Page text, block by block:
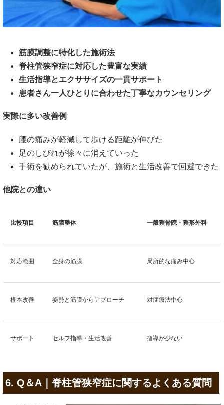
筋膜調整に特化した施術法
脊柱管狭窄症に対応した豊富な実績
生活指導とエクササイズの一貫サポート
患者さん一人ひとりに合わせた丁寧なカウンセリング
実際に多い改善例
腰の痛みが軽減して歩ける距離が伸びた
足のしびれが徐々に消えていった
手術を勧められていたが、施術と生活改善で回避できた
他院との違い
比較項目 筋膜整体 一般整骨院・整形外科
対応範囲 全身の筋膜 局所的な痛み中心
根本改善 姿勢と筋膜からアプローチ 対症療法中心
サポート セルフ指導・生活改善 指導が少ない
6. Q＆A｜脊柱管狭窄症に関するよくある質問